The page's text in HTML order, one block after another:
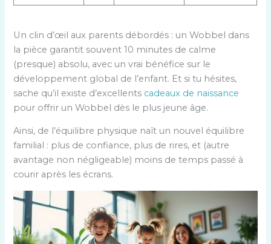
Un clin d’œil aux parents débordés : un Wobbel dans
la pièce garantit souvent 10 minutes de calme
(presque) absolu, avec un vrai bénéfice sur le
développement global de l’enfant. Et si tu hésites,
sache qu’il existe d’excellents cadeaux de naissance
pour offrir un Wobbel dès le plus jeune âge.
Ainsi, de l’équilibre physique naît un nouvel équilibre
familial : plus de confiance, plus de rires, et (autre
avantage non négligeable) moins de temps passé à
courir après les écrans.